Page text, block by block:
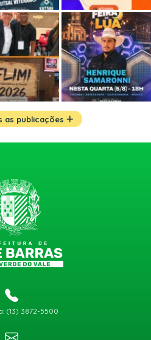
as publicações
(13) 3872-5500